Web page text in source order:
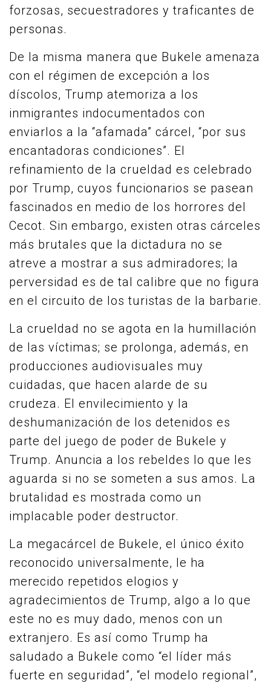
forzosas, secuestradores y traficantes de
personas.
De la misma manera que Bukele amenaza
con el régimen de excepción a los
díscolos, Trump atemoriza a los
inmigrantes indocumentados con
enviarlos a la “afamada” cárcel, “por sus
encantadoras condiciones”. El
refinamiento de la crueldad es celebrado
por Trump, cuyos funcionarios se pasean
fascinados en medio de los horrores del
Cecot. Sin embargo, existen otras cárceles
más brutales que la dictadura no se
atreve a mostrar a sus admiradores; la
perversidad es de tal calibre que no figura
en el circuito de los turistas de la barbarie.
La crueldad no se agota en la humillación
de las víctimas; se prolonga, además, en
producciones audiovisuales muy
cuidadas, que hacen alarde de su
crudeza. El envilecimiento y la
deshumanización de los detenidos es
parte del juego de poder de Bukele y
Trump. Anuncia a los rebeldes lo que les
aguarda si no se someten a sus amos. La
brutalidad es mostrada como un
implacable poder destructor.
La megacárcel de Bukele, el único éxito
reconocido universalmente, le ha
merecido repetidos elogios y
agradecimientos de Trump, algo a lo que
este no es muy dado, menos con un
extranjero. Es así como Trump ha
saludado a Bukele como “el líder más
fuerte en seguridad”, “el modelo regional”,